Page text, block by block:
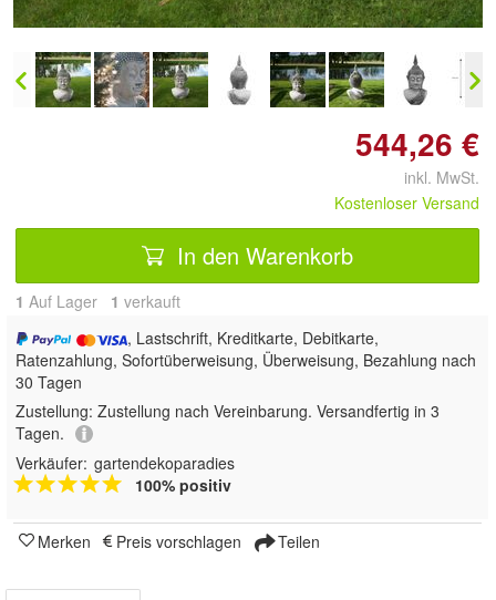
544,26 €
inkl. MwSt.
Kostenloser Versand
In den Warenkorb
1 Auf Lager 1 verkauft
, Lastschrift, Kreditkarte, Debitkarte,
Ratenzahlung, Sofortüberweisung, Überweisung, Bezahlung nach
30 Tagen
Zustellung: Zustellung nach Vereinbarung. Versandfertig in 3
Tagen.
Verkäufer: gartendekoparadies
100% positiv
Merken Preis vorschlagen Teilen